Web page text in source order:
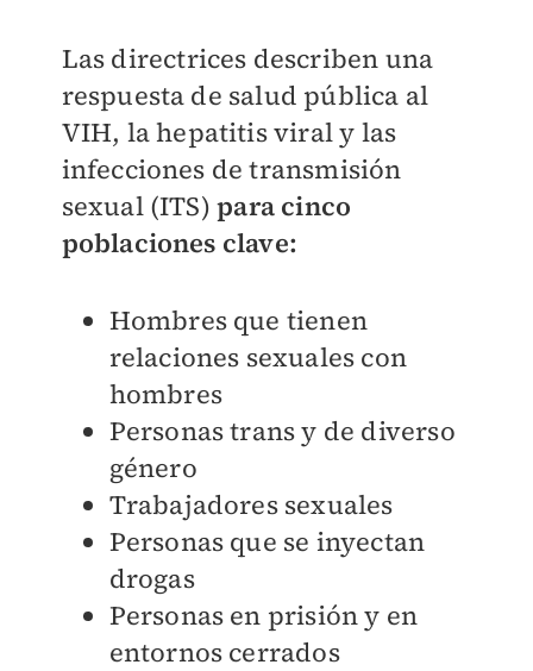
Las directrices describen una
respuesta de salud pública al
VIH, la hepatitis viral y las
infecciones de transmisión
sexual (ITS)para cinco
poblaciones clave:
Hombres que tienen
relaciones sexuales con
hombres
Personas trans y de diverso
género
Trabajadores sexuales
Personas que se inyectan
drogas
Personas en prisión y en
entornos cerrados